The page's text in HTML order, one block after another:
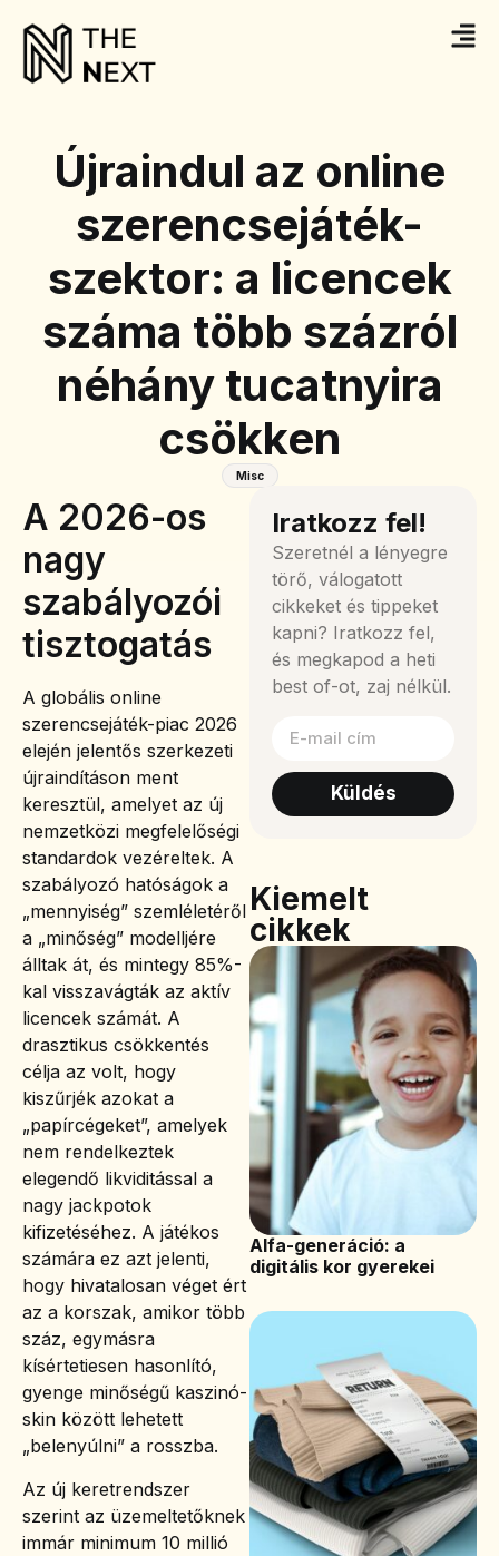
Újraindul az online
szerencsejáték-
szektor: a licencek
száma több százról
néhány tucatnyira
csökken
Misc
A 2026-os
nagy
szabályozói
tisztogatás
A globális online
szerencsejáték-piac 2026
elején jelentős szerkezeti
újraindításon ment
keresztül, amelyet az új
nemzetközi megfelelőségi
standardok vezéreltek. A
szabályozó hatóságok a
„mennyiség” szemléletéről
a „minőség” modelljére
álltak át, és mintegy 85%-
kal visszavágták az aktív
licencek számát. A
drasztikus csökkentés
célja az volt, hogy
kiszűrjék azokat a
„papírcégeket”, amelyek
nem rendelkeztek
elegendő likviditással a
nagy jackpotok
kifizetéséhez. A játékos
számára ez azt jelenti,
hogy hivatalosan véget ért
az a korszak, amikor több
száz, egymásra
kísértetiesen hasonlító,
gyenge minőségű kaszinó-
skin között lehetett
„belenyúlni” a rosszba.
Az új keretrendszer
szerint az üzemeltetőknek
immár minimum 10 millió
Iratkozz fel!
Szeretnél a lényegre
törő, válogatott
cikkeket és tippeket
kapni? Iratkozz fel,
és megkapod a heti
best of-ot, zaj nélkül.
Küldés
Kiemelt
cikkek
Alfa-generáció: a
digitális kor gyerekei